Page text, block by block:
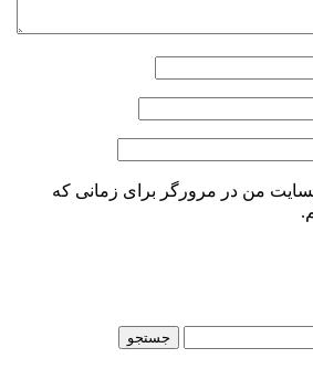
من در مرورگر برای زمانی که